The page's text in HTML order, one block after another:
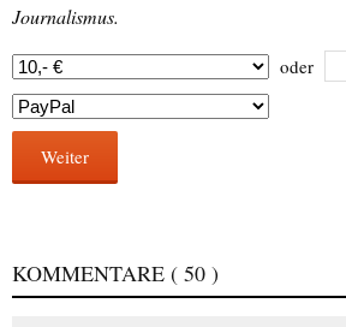
Journalismus.
oder
Weiter
KOMMENTARE ( 50 )